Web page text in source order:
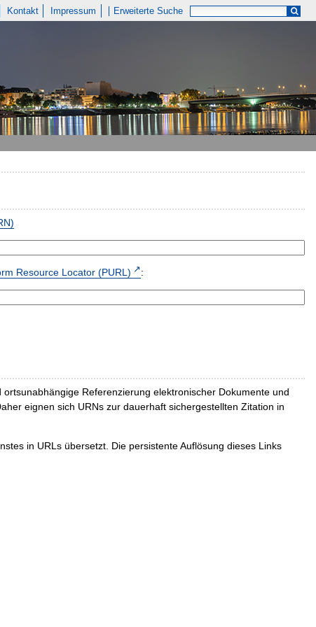
Kontakt Impressum Erweiterte Suche
Resource Locator (PURL) :
Referenzierung elektronischer Dokumente und
eignen sich URNs zur dauerhaft sichergestellten Zitation in
in URLs übersetzt. Die persistente Auflösung dieses Links